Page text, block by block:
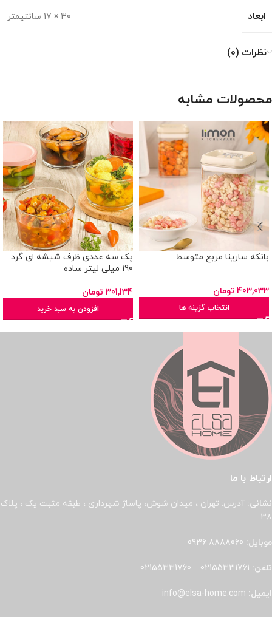
ابعاد
30 × 17 سانتیمتر
نظرات (0)
محصولات مشابه
بانکه سارینا مربع متوسط
403,033 تومان
انتخاب گزینه ها
پک سه عددی ظرف شیشه ای گرد
190 میلی لیتر ساده
301,134 تومان
افزودن به سبد خرید
ارتباط با ما
نشانی: آدرس: تهران ، میدان شوش، پاساژ شهرداری ، طبقه مثبت یک ، پلاک
۳۸
موبایل: 8888060 0936
تلفن: 02155331761
–
02155331760
ایمیل: info@elsa-home.com